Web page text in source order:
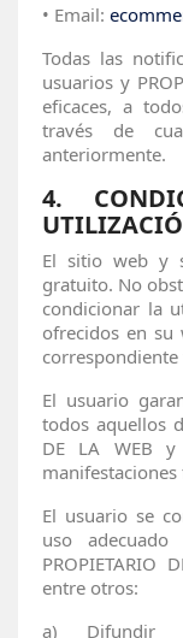
• Email:
Todas las
usuarios y
eficaces, a
través de
anteriormente.
4.
El sitio web y
gratuito. No
condicionar la
ofrecidos en su
El usuario
todos aquellos
DE LA WEB
manifestaciones
El usuario se
uso
entre otros:
a)
Difundir